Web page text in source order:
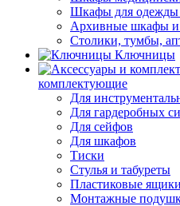
Шкафы для одежды
Архивные шкафы и
Столики, тумбы,
Ключницы
комплектующие
Для
Для гардеробных
Для сейфов
Для шкафов
Тиски
Стулья и табуреты
Пластиковые ящики
Монтажные